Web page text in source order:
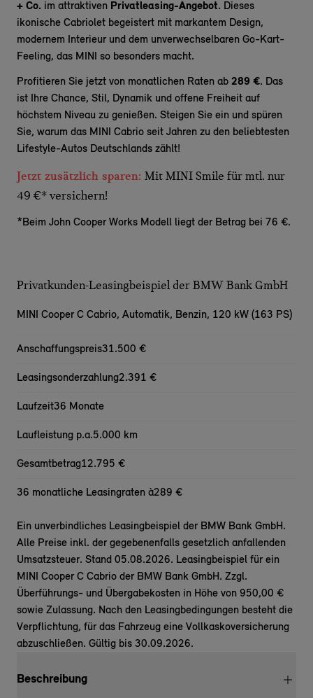
+ Co. im attraktiven Privatleasing-Angebot. Dieses
ikonische Cabriolet begeistert mit markantem Design,
modernem Interieur und dem unverwechselbaren Go-Kart-
Feeling, das MINI so besonders macht.
Profitieren Sie jetzt von monatlichen Raten ab 289 €. Das
ist Ihre Chance, Stil, Dynamik und offene Freiheit auf
höchstem Niveau zu genießen. Steigen Sie ein und spüren
Sie, warum das MINI Cabrio seit Jahren zu den beliebtesten
Lifestyle-Autos Deutschlands zählt!
Jetzt zusätzlich sparen: Mit MINI Smile für mtl. nur
49 €* versichern!
*Beim John Cooper Works Modell liegt der Betrag bei 76 €.
Privatkunden-Leasingbeispiel der BMW Bank GmbH
MINI Cooper C Cabrio, Automatik, Benzin, 120 kW (163 PS)
Anschaffungspreis31.500 €
Leasingsonderzahlung2.391 €
Laufzeit36 Monate
Laufleistung p.a.5.000 km
Gesamtbetrag12.795 €
36 monatliche Leasingraten à289 €
Ein unverbindliches Leasingbeispiel der BMW Bank GmbH.
Alle Preise inkl. der gegebenenfalls gesetzlich anfallenden
Umsatzsteuer. Stand 05.08.2026. Leasingbeispiel für ein
MINI Cooper C Cabrio der BMW Bank GmbH. Zzgl.
Überführungs- und Übergabekosten in Höhe von 950,00 €
sowie Zulassung. Nach den Leasingbedingungen besteht die
Verpflichtung, für das Fahrzeug eine Vollkaskoversicherung
abzuschließen. Gültig bis 30.09.2026.
Beschreibung